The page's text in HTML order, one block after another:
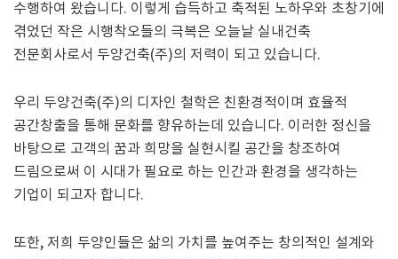
수행하여 왔습니다. 이렇게 습득하고 축적된 노하우와 초창기에
겪었던 작은 시행착오들의 극복은 오늘날 실내건축
전문회사로서 두양건축(주)의 저력이 되고 있습니다.
우리 두양건축(주)의 디자인 철학은 친환경적이며 효율적
공간창출을 통해 문화를 향유하는데 있습니다. 이러한 정신을
바탕으로 고객의 꿈과 희망을 실현시킬 공간을 창조하여
드림으로써 이 시대가 필요로 하는 인간과 환경을 생각하는
기업이 되고자 합니다.
또한, 저희 두양인들은 삶의 가치를 높여주는 창의적인 설계와